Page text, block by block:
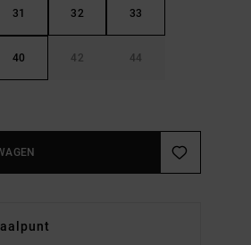
31 32 33
40 42 44